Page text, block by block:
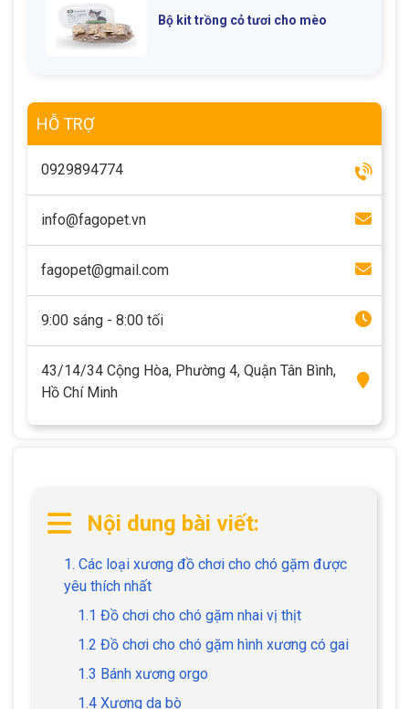
Dịch vụ mua bán chó
Dịch vụ phối giống chó
mèo
Thông tin về khách sạn,
spa cho thú cưng
CHÍNH SÁCH
Chính sách mua hàng
Chính sách bảo hành Chính sách bảo mật
Chính sách đổi trả
Nội dung bài viết:
1. Các loại xương đồ chơi cho chó gặm được
yêu thích nhất
1.1 Đồ chơi cho chó gặm nhai vị thịt
1.2 Đồ chơi cho chó gặm hình xương có gai
1.3 Bánh xương orgo
1.4 Xương da bò
Bộ kit trồng cỏ tươi cho mèo
HỖ TRỢ
0929894774
info@fagopet.vn
fagopet@gmail.com
9:00 sáng - 8:00 tối
43/14/34 Cộng Hòa, Phường 4, Quận Tân Bình,
Hồ Chí Minh